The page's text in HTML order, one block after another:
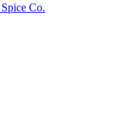
Co.